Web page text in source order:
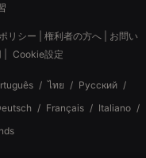
リシー 権利者の方へ| お問い
Cookie設定
/ ไทย / Русский /
/ Français / Italiano /